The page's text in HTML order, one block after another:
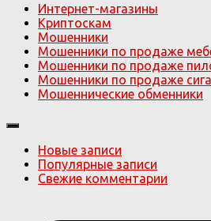
Интернет-магазины
Криптоскам
Мошенники
Мошенники по продаже
Мошенники по продаже
Мошенники по продаже
Мошеннические обменники
Новые записи
Популярные записи
Свежие комментарии